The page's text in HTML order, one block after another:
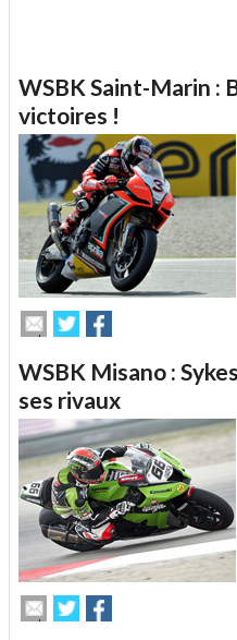
WSBK Saint-Marin :
victoires !
Envoyer
cet
à
un
ami
Partager
sur
sur
WSBK Misano :
ses rivaux
Envoyer
cet
Partager
sur
sur